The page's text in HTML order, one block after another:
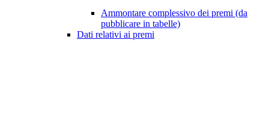
Ammontare complessivo dei premi (da
pubblicare in tabelle)
Dati relativi ai premi